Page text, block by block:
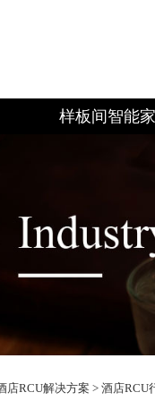
样板间智能
店RCU解决方案 > 酒店RCU